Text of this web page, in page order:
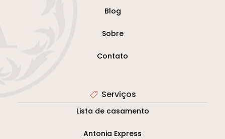
Blog
Sobre
Contato
Serviços
Lista de casamento
Antonia Express